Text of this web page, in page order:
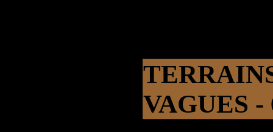
VAGUES -